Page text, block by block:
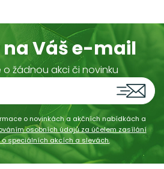
Váš e-mail
žádnou akci či novinku
o novinkách a akčních nabídkách a
osobních údajů za účelem zasílání
speciálních akcích a slevách.